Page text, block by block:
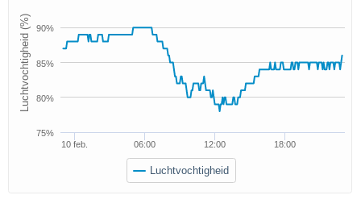
Luchtvochtigheid (%)
Luchtvochtigheid
10 feb. 06:00 12:00 18:00
75%
80%
85%
90%